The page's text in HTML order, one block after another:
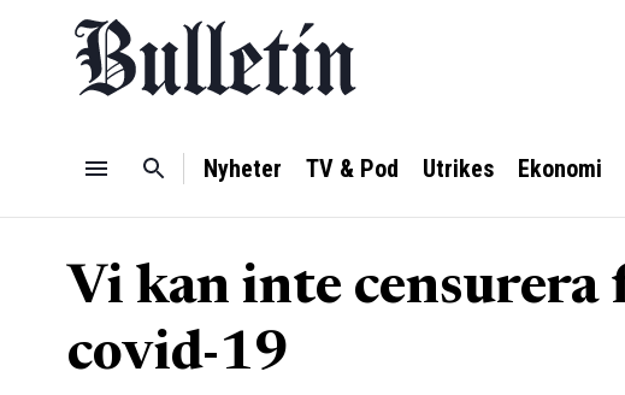
Nyheter TV & Pod Utrikes Ekonomi
Vi kan inte censurera
covid-19